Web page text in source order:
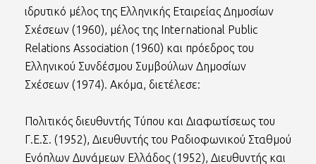
ιδρυτικό μέλος της Ελληνικής Εταιρείας Δημοσίων
Σχέσεων (1960), μέλος της International Public
Relations Association (1960) και πρόεδρος του
Ελληνικού Συνδέσμου Συμβούλων Δημοσίων
Σχέσεων (1974). Ακόμα, διετέλεσε:
Πολιτικός διευθυντής Τύπου και Διαφωτίσεως του
Γ.Ε.Σ. (1952), Διευθυντής του Ραδιοφωνικού Σταθμού
Ενόπλων Δυνάμεων Ελλάδος (1952), Διευθυντής και